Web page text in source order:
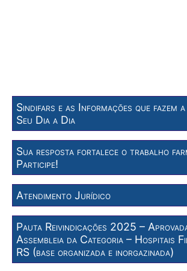
Sindifars e as Informações que fazem
Seu Dia a Dia
Sua resposta fortalece o trabalho
Participe!
Atendimento Jurídico
Pauta Reivindicações 2025 –
Assembleia da Categoria – Hospitais
RS (base organizada e inorgazinada)